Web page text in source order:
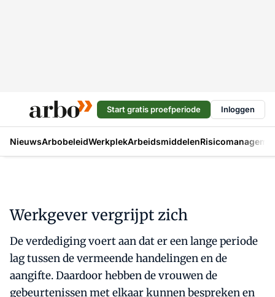
Start gratis proefperiode Inloggen
NieuwsArbobeleidWerkplekArbeidsmiddelen
Werkgever vergrijpt zich
De verdediging voert aan dat er een lange periode
lag tussen de vermeende handelingen en de
aangifte. Daardoor hebben de vrouwen de
gebeurtenissen met elkaar kunnen bespreken en